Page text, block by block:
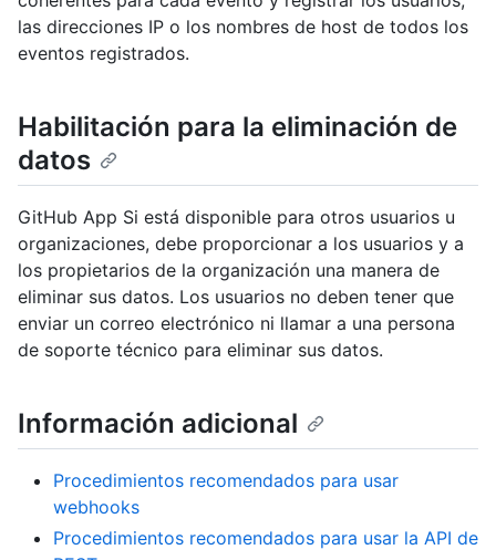
las direcciones IP o los nombres de host de todos los
eventos registrados.
Habilitación para la eliminación de
datos
GitHub App Si está disponible para otros usuarios u
organizaciones, debe proporcionar a los usuarios y a
los propietarios de la organización una manera de
eliminar sus datos. Los usuarios no deben tener que
enviar un correo electrónico ni llamar a una persona
de soporte técnico para eliminar sus datos.
Información adicional
Procedimientos recomendados para usar
webhooks
Procedimientos recomendados para usar la API de